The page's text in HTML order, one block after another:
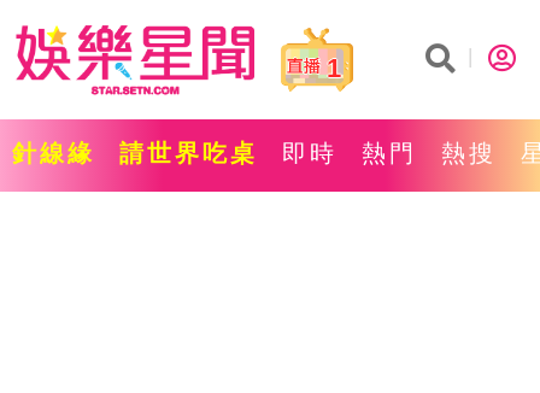
1
針線緣 請世界吃桌 即時 熱門 熱搜